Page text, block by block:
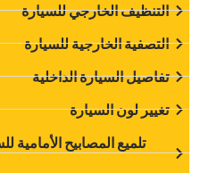
‏التنظيف الخارجي للسيارة‏
‏التصفية الخارجية للسيارة‏
‏تفاصيل السيارة الداخلية‏
‏تغيير لون السيارة‏
‏تلميع المصابيح الأمامية